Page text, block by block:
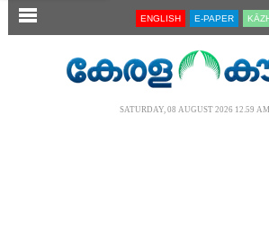
SECTIONS ENGLISH E-PAPER
SATURDAY, 08 AUGUST 2026 12.59